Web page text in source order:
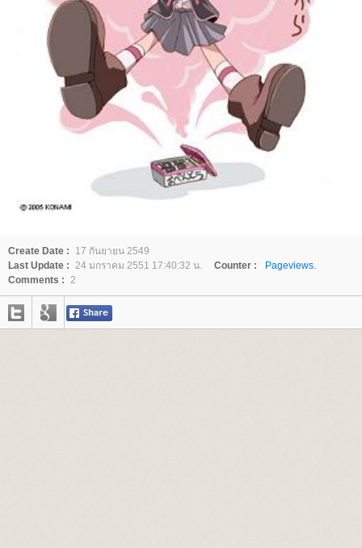
Create Date :
17 กันยายน 2549
Last Update : 24 มกราคม 2551 17:40:32 น. Counter :
Pageviews.
Comments : 2